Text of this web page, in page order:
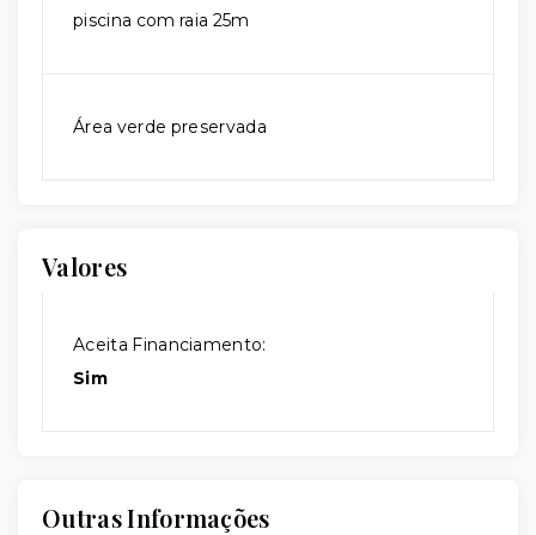
piscina com raia 25m
Área verde preservada
Valores
Aceita Financiamento:
Sim
Outras Informações